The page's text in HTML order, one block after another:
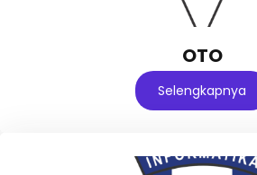
OTO
Selengkapnya